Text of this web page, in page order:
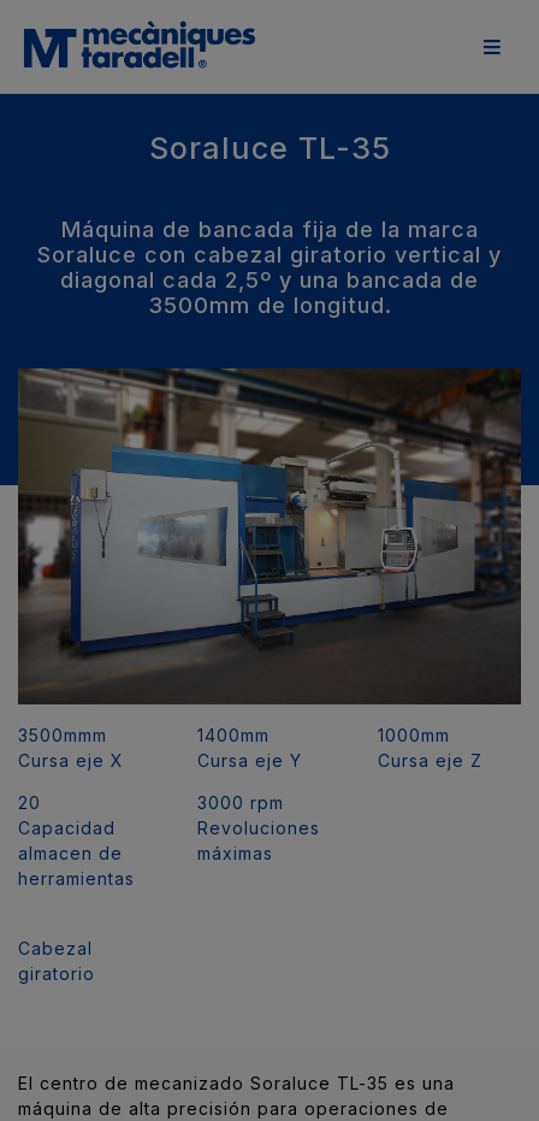
Soraluce TL-35
Máquina de bancada fija de la marca
Soraluce con cabezal giratorio vertical y
diagonal cada 2,5º y una bancada de
3500mm de longitud.
3500mmm
Cursa eje X
1400mm
Cursa eje Y
1000mm
Cursa eje Z
20
Capacidad
almacen de
herramientas
3000 rpm
Revoluciones
máximas
Cabezal
giratorio
El centro de mecanizado Soraluce TL-35 es una
máquina de alta precisión para operaciones de